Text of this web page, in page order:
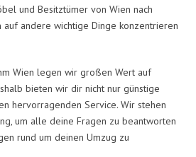
und Besitztümer von Wien nach
auf andere wichtige Dinge konzentrieren
Wien legen wir großen Wert auf
bieten wir dir nicht nur günstige
hervorragenden Service. Wir stehen
um alle deine Fragen zu beantworten
rund um deinen Umzug zu